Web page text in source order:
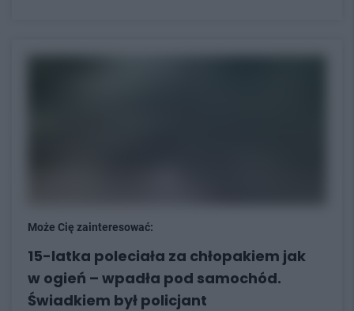
Może Cię zainteresować:
15-latka poleciała za chłopakiem jak
w ogień – wpadła pod samochód.
Świadkiem był policjant